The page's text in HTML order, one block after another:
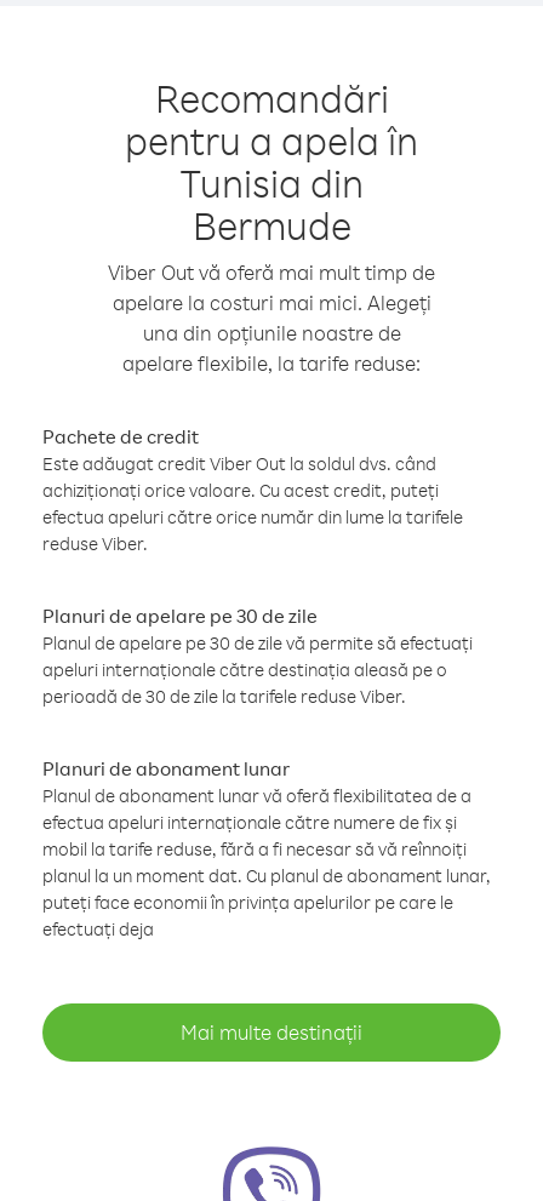
Recomandări
pentru a apela în
Tunisia din
Bermude
Viber Out vă oferă mai mult timp de
apelare la costuri mai mici. Alegeți
una din opțiunile noastre de
apelare flexibile, la tarife reduse:
Pachete de credit
Este adăugat credit Viber Out la soldul dvs. când
achiziționați orice valoare. Cu acest credit, puteți
efectua apeluri către orice număr din lume la tarifele
reduse Viber.
Planuri de apelare pe 30 de zile
Planul de apelare pe 30 de zile vă permite să efectuați
apeluri internaționale către destinația aleasă pe o
perioadă de 30 de zile la tarifele reduse Viber.
Planuri de abonament lunar
Planul de abonament lunar vă oferă flexibilitatea de a
efectua apeluri internaționale către numere de fix și
mobil la tarife reduse, fără a fi necesar să vă reînnoiți
planul la un moment dat. Cu planul de abonament lunar,
puteți face economii în privința apelurilor pe care le
efectuați deja
Mai multe destinații